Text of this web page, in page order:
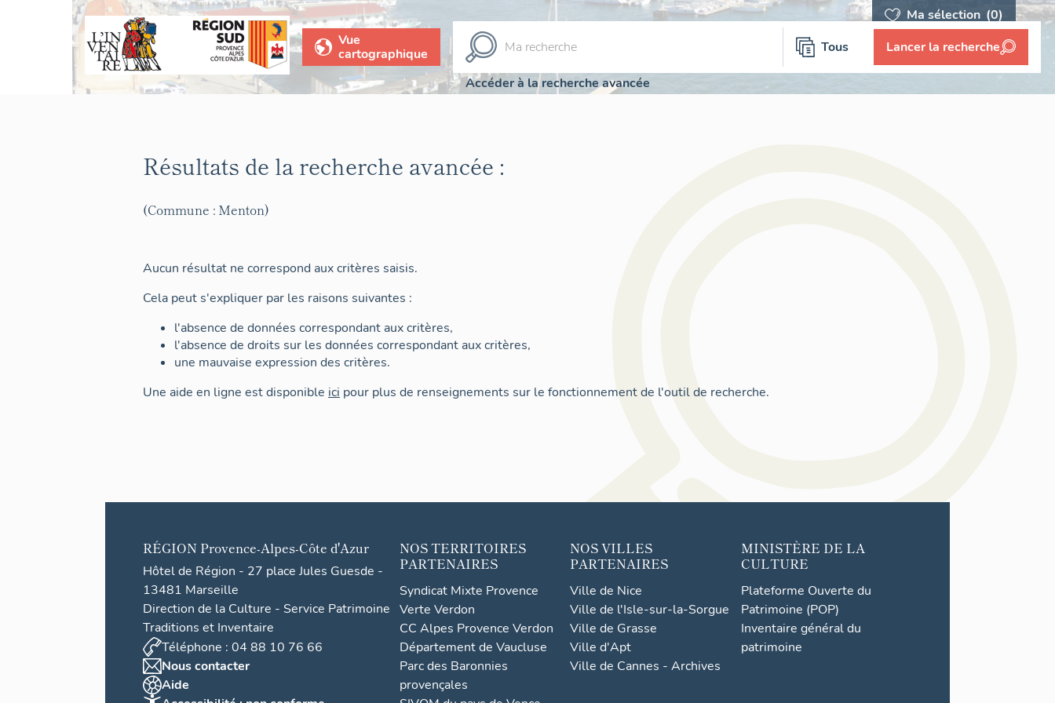
Ma sélection (0)
Vue
cartographique
Tous Lancer la recherche
Accéder à la recherche avancée
Résultats de la recherche avancée :
(Commune : Menton)
Aucun résultat ne correspond aux critères saisis.
Cela peut s'expliquer par les raisons suivantes :
l'absence de données correspondant aux critères,
l'absence de droits sur les données correspondant aux critères,
une mauvaise expression des critères.
Une aide en ligne est disponible ici pour plus de renseignements sur le fonctionnement de l'outil de recherche.
RÉGION Provence-Alpes-Côte d'Azur
Hôtel de Région - 27 place Jules Guesde -
13481 Marseille
Direction de la Culture - Service Patrimoine
Traditions et Inventaire
Téléphone : 04 88 10 76 66
Nous contacter
Aide
NOS TERRITOIRES
PARTENAIRES
Syndicat Mixte Provence
Verte Verdon
CC Alpes Provence Verdon
Département de Vaucluse
Parc des Baronnies
provençales
NOS VILLES
PARTENAIRES
Ville de Nice
Ville de l'Isle-sur-la-Sorgue
Ville de Grasse
Ville d'Apt
Ville de Cannes - Archives
MINISTÈRE DE LA
CULTURE
Plateforme Ouverte du
Patrimoine (POP)
Inventaire général du
patrimoine